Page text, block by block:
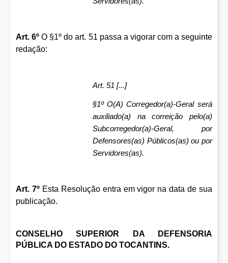
Art. 6º O §1º do art. 51 passa a vigorar com a seguinte
redação:
Art. 51 [...]
§1º O(A) Corregedor(a)-Geral será
auxiliado(a) na correição pelo(a)
Subcorregedor(a)-Geral, por
Defensores(as) Públicos(as) ou por
Servidores(as).
Art. 7ºEsta Resolução entra em vigor na data de sua
publicação.
CONSELHO SUPERIOR DA DEFENSORIA
PÚBLICA DO ESTADO DO TOCANTINS.